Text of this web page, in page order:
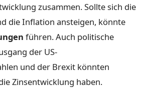
zusammen. Sollte sich die
die Inflation ansteigen, könnte
führen. Auch politische
der US-
und der Brexit könnten
Zinsentwicklung haben.